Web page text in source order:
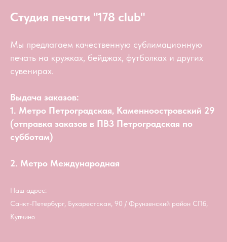
Студия печати "178 club"
Мы предлагаем качественную сублимационную
печать на кружках, бейджах, футболках и других
сувенирах.
Выдача заказов:
1. Метро Петроградская, Каменноостровский 29
(отправка заказов в ПВЗ Петроградская по
субботам)
2. Метро Международная
Наш адрес:
Санкт-Петербург, Бухарестская, 90 / Фрунзенский район СПб,
Купчино